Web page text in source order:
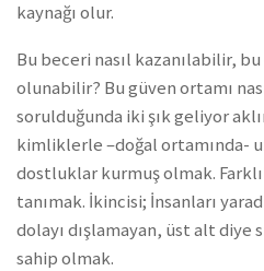
kaynağı olur.
Bu beceri nasıl kazanılabilir,
olunabilir? Bu güven ortamı
sorulduğunda iki şık geliyor
kimliklerle –doğal ortamında-
dostluklar kurmuş olmak.
tanımak. İkincisi; İnsanları
dolayı dışlamayan, üst alt diye
sahip olmak.